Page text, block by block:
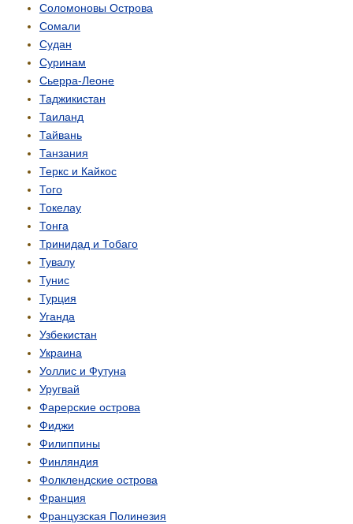
Соломоновы Острова
Сомали
Судан
Суринам
Сьерра-Леоне
Таджикистан
Таиланд
Тайвань
Танзания
Теркс и Кайкос
Того
Токелау
Тонга
Тринидад и Тобаго
Тувалу
Тунис
Турция
Уганда
Узбекистан
Украина
Уоллис и Футуна
Уругвай
Фарерские острова
Фиджи
Филиппины
Финляндия
Фолклендские острова
Франция
Французская Полинезия